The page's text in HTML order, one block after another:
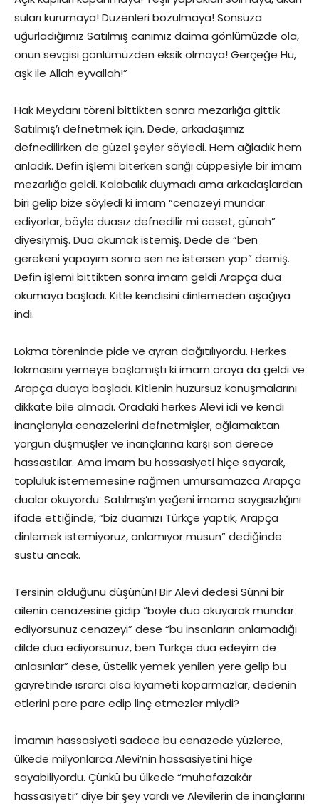
suları kurumaya! Düzenleri bozulmaya! Sonsuza
uğurladığımız Satılmış canımız daima gönlümüzde ola,
onun sevgisi gönlümüzden eksik olmaya! Gerçeğe Hü,
aşk ile Allah eyvallah!”
Hak Meydanı töreni bittikten sonra mezarlığa gittik
Satılmış’ı defnetmek için. Dede, arkadaşımız
defnedilirken de güzel şeyler söyledi. Hem ağladık hem
anladık. Defin işlemi biterken sarığı cüppesiyle bir imam
mezarlığa geldi. Kalabalık duymadı ama arkadaşlardan
biri gelip bize söyledi ki imam “cenazeyi mundar
ediyorlar, böyle duasız defnedilir mi ceset, günah”
diyesiymiş. Dua okumak istemiş. Dede de “ben
gerekeni yapayım sonra sen ne istersen yap” demiş.
Defin işlemi bittikten sonra imam geldi Arapça dua
okumaya başladı. Kitle kendisini dinlemeden aşağıya
indi.
Lokma töreninde pide ve ayran dağıtılıyordu. Herkes
lokmasını yemeye başlamıştı ki imam oraya da geldi ve
Arapça duaya başladı. Kitlenin huzursuz konuşmalarını
dikkate bile almadı. Oradaki herkes Alevi idi ve kendi
inançlarıyla cenazelerini defnetmişler, ağlamaktan
yorgun düşmüşler ve inançlarına karşı son derece
hassastılar. Ama imam bu hassasiyeti hiçe sayarak,
topluluk istememesine rağmen umursamazca Arapça
dualar okuyordu. Satılmış’ın yeğeni imama saygısızlığını
ifade ettiğinde, “biz duamızı Türkçe yaptık, Arapça
dinlemek istemiyoruz, anlamıyor musun” dediğinde
sustu ancak.
Tersinin olduğunu düşünün! Bir Alevi dedesi Sünni bir
ailenin cenazesine gidip “böyle dua okuyarak mundar
ediyorsunuz cenazeyi” dese “bu insanların anlamadığı
dilde dua ediyorsunuz, ben Türkçe dua edeyim de
anlasınlar” dese, üstelik yemek yenilen yere gelip bu
gayretinde ısrarcı olsa kıyameti koparmazlar, dedenin
etlerini pare pare edip linç etmezler miydi?
İmamın hassasiyeti sadece bu cenazede yüzlerce,
ülkede milyonlarca Alevi’nin hassasiyetini hiçe
sayabiliyordu. Çünkü bu ülkede “muhafazakâr
hassasiyeti” diye bir şey vardı ve Alevilerin de inançlarını